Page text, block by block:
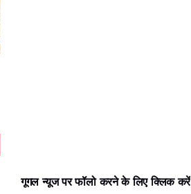
गूगल न्‍यूज पर फॉलो करने के लिए क्लिक करें